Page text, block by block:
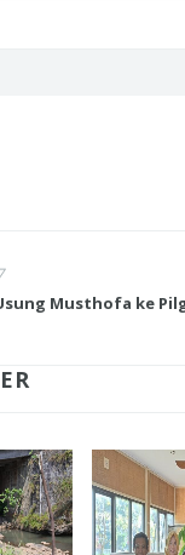
Usung Musthofa ke
KRISTIANI